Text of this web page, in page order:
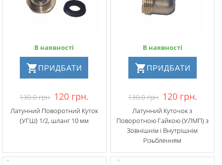
В наявності
ПРИДБАТИ
130.0 грн 120 грн.
Латунний Поворотний Куток
(УГШ) 1/2, шланг 10 мм
В наявності
ПРИДБАТИ
130.0 грн 120 грн.
Латунний Куточок з
Поворотною Гайкою (УЛМП) з
Зовнішнім і Внутрішнім
Різьбленням